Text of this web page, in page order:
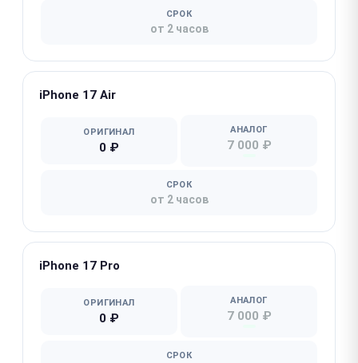
СРОК
от 2 часов
iPhone 17 Air
ОРИГИНАЛ
0 ₽
АНАЛОГ
7 000 ₽
СРОК
от 2 часов
iPhone 17 Pro
ОРИГИНАЛ
0 ₽
АНАЛОГ
7 000 ₽
СРОК